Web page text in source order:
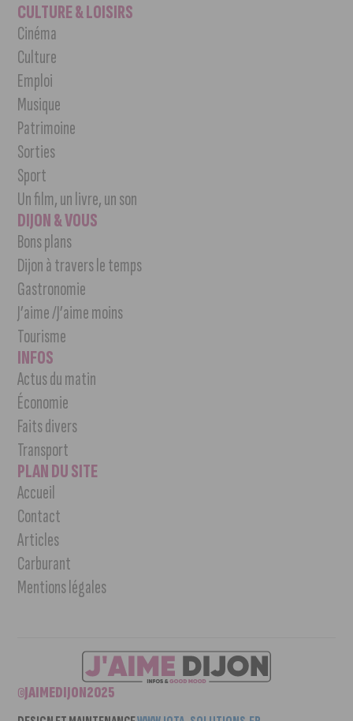
CULTURE & LOISIRS
Cinéma
Culture
Emploi
Musique
Patrimoine
Sorties
Sport
Un film, un livre, un son
DIJON & VOUS
Bons plans
Dijon à travers le temps
Gastronomie
J’aime /J’aime moins
Tourisme
INFOS
Actus du matin
Économie
Faits divers
Transport
PLAN DU SITE
Accueil
Contact
Articles
Carburant
Mentions légales
©JAIMEDIJON2025